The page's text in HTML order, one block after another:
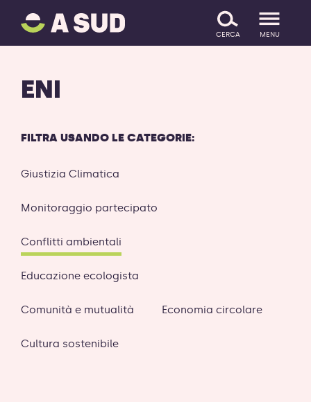
SALTA IL CONTENUTO
A
SUD
logo
alla
homepage
CERCA MENU
ENI
FILTRA USANDO LE CATEGORIE:
Giustizia Climatica
Monitoraggio partecipato
Conflitti ambientali
Educazione ecologista
Comunità e mutualità Economia circolare
Cultura sostenibile